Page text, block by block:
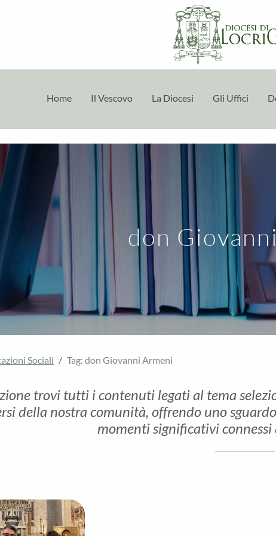
Home Il Vescovo La Diocesi Gli Uffici
don
Sociali Tag: don Giovanni Armeni
trovi tutti i contenuti legati al tema
della nostra comunità, offrendo uno
momenti significativi connessi